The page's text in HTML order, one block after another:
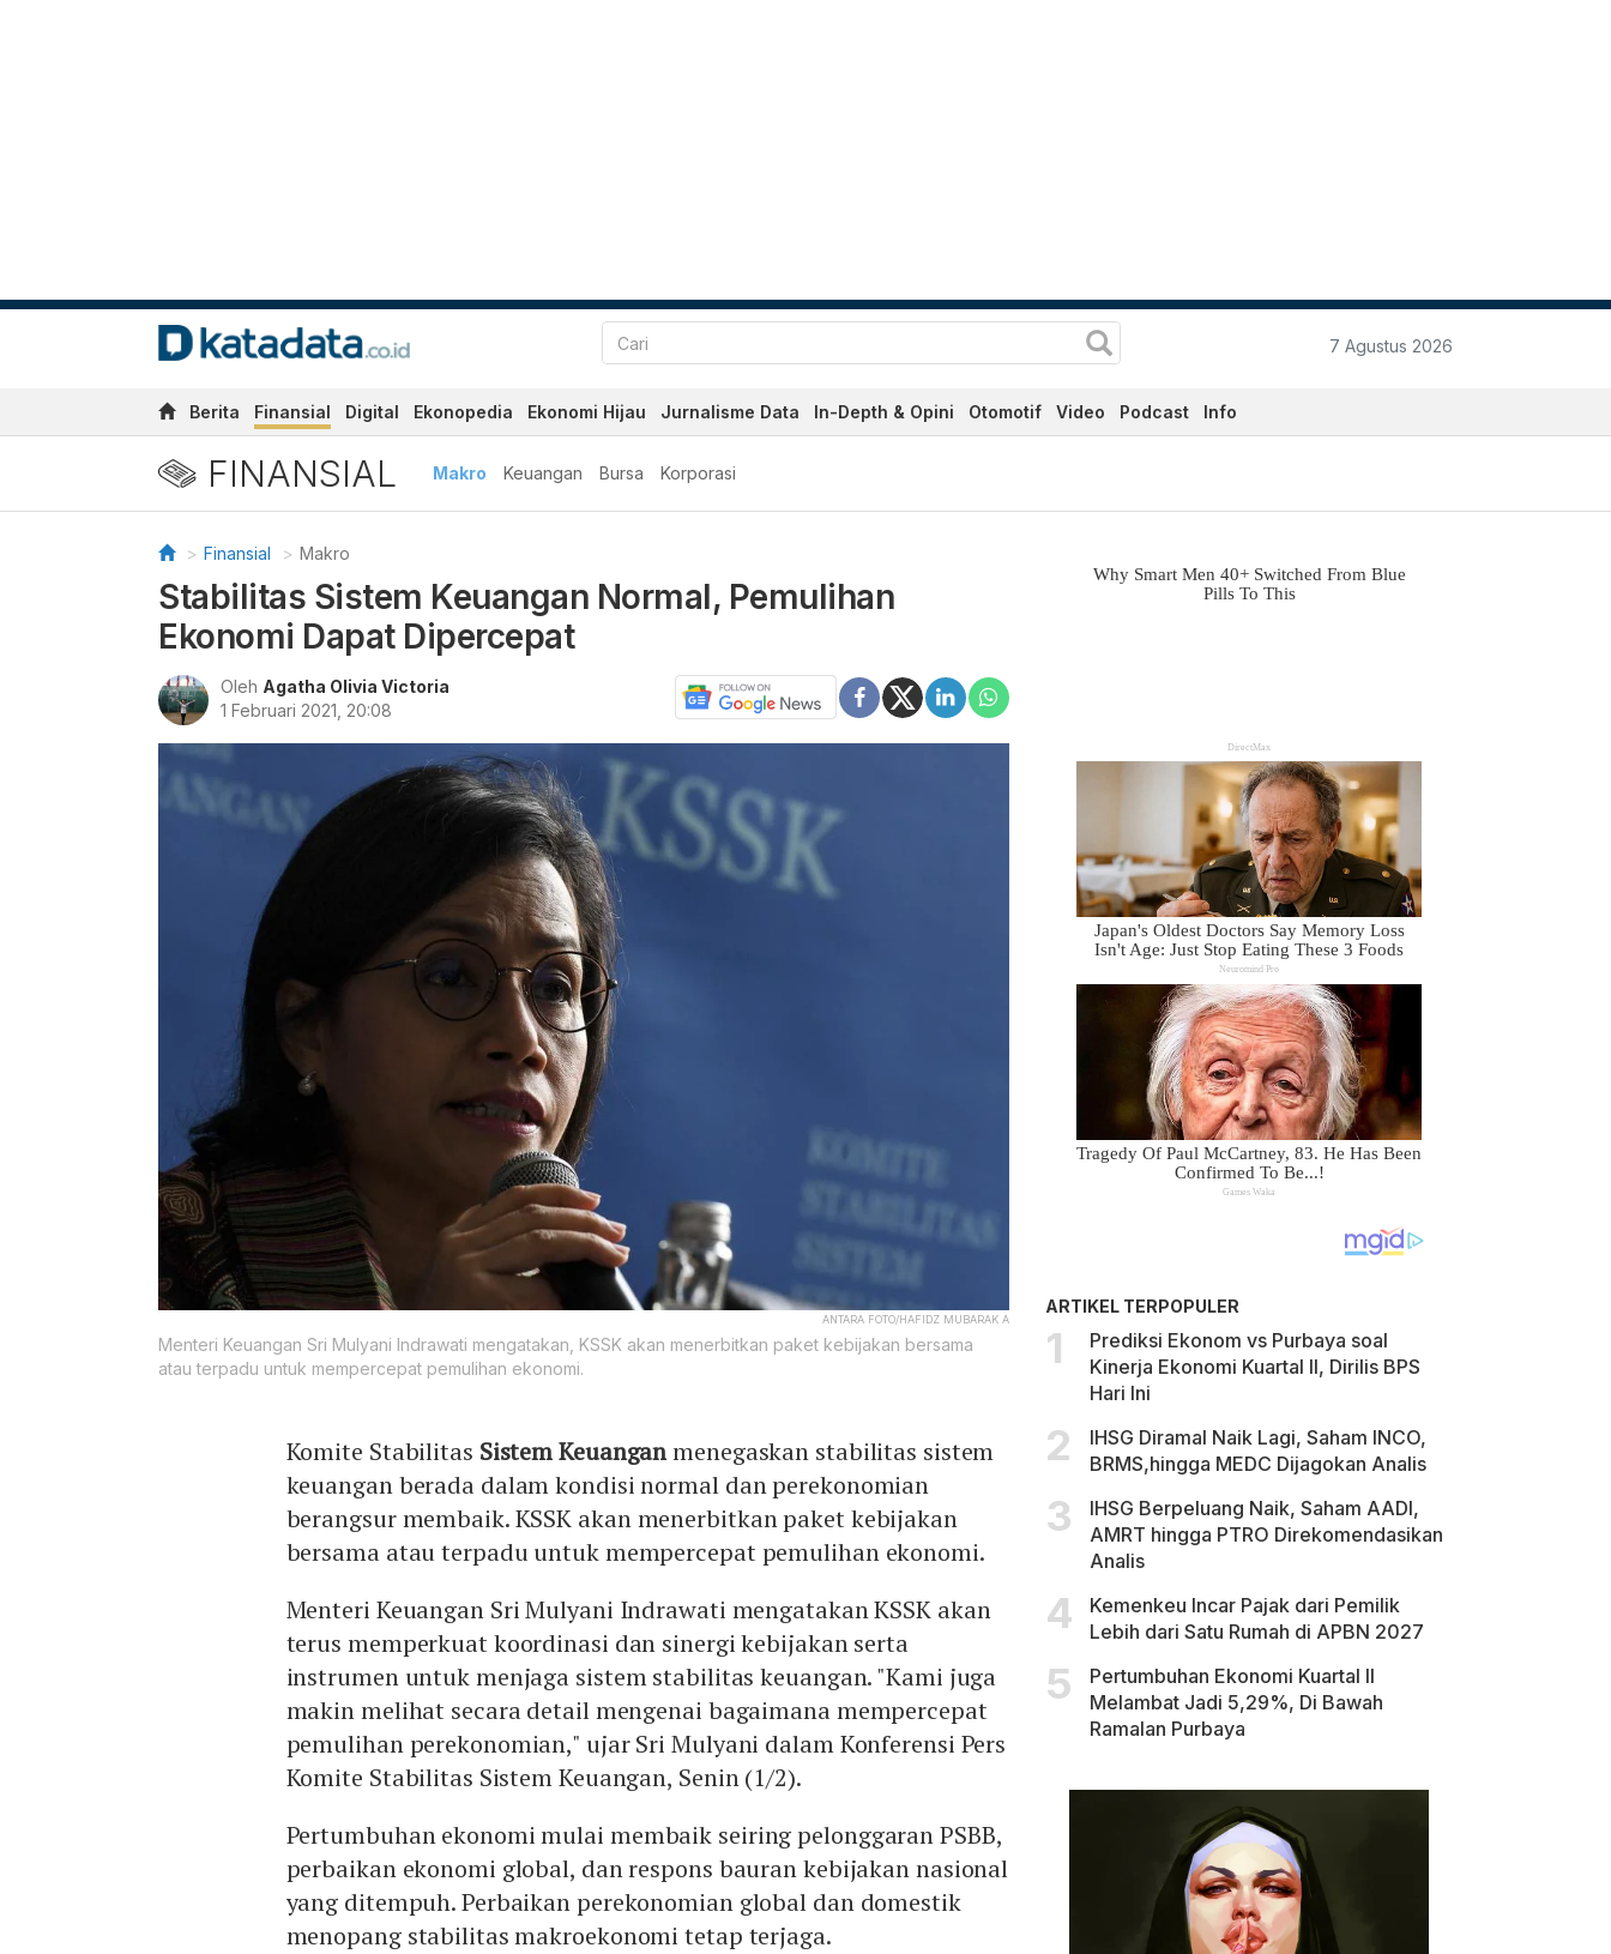
7 Agustus 2026
Berita Finansial Digital Ekonopedia Ekonomi Hijau Jurnalisme Data In-Depth & Opini Otomotif Video Podcast Info
FINANSIAL Makro Keuangan Bursa Korporasi
Finansial Makro
Stabilitas Sistem Keuangan Normal, Pemulihan
Ekonomi Dapat Dipercepat
Oleh Agatha Olivia Victoria
1 Februari 2021, 20:08
ANTARA FOTO/HAFIDZ MUBARAK A
Menteri Keuangan Sri Mulyani Indrawati mengatakan, KSSK akan menerbitkan paket kebijakan bersama
atau terpadu untuk mempercepat pemulihan ekonomi.
Komite Stabilitas Sistem Keuanganmenegaskan stabilitas sistem
keuangan berada dalam kondisi normal dan perekonomian
berangsur membaik. KSSK akan menerbitkan paket kebijakan
bersama atau terpadu untuk mempercepat pemulihan ekonomi.
Menteri Keuangan Sri Mulyani Indrawati mengatakan KSSK akan
terus memperkuat koordinasi dan sinergi kebijakan serta
instrumen untuk menjaga sistem stabilitas keuangan. "Kami juga
makin melihat secara detail mengenai bagaimana mempercepat
pemulihan perekonomian," ujar Sri Mulyani dalam Konferensi Pers
Komite Stabilitas Sistem Keuangan, Senin (1/2).
Pertumbuhan ekonomi mulai membaik seiring pelonggaran PSBB,
perbaikan ekonomi global, dan respons bauran kebijakan nasional
yang ditempuh. Perbaikan perekonomian global dan domestik
menopang stabilitas makroekonomi tetap terjaga.
ARTIKEL TERPOPULER
Prediksi Ekonom vs Purbaya soal
Kinerja Ekonomi Kuartal II, Dirilis BPS
Hari Ini
IHSG Diramal Naik Lagi, Saham INCO,
BRMS,hingga MEDC Dijagokan Analis
IHSG Berpeluang Naik, Saham AADI,
AMRT hingga PTRO Direkomendasikan
Analis
Kemenkeu Incar Pajak dari Pemilik
Lebih dari Satu Rumah di APBN 2027
Pertumbuhan Ekonomi Kuartal II
Melambat Jadi 5,29%, Di Bawah
Ramalan Purbaya